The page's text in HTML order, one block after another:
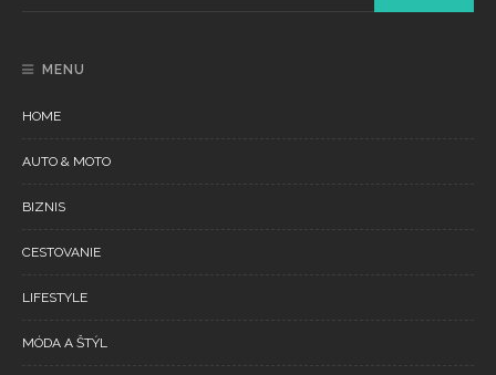
MENU
HOME
AUTO & MOTO
BIZNIS
CESTOVANIE
LIFESTYLE
MÓDA A ŠTÝL